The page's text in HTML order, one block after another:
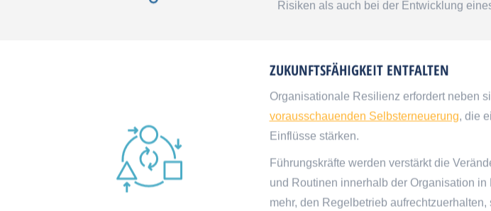
Risiken als auch bei der Entwicklung
ZUKUNFTSFÄHIGKEIT ENTFALTEN
Organisationale Resilienz erfordert neben
vorausschauenden Selbsterneuerung, die
Einflüsse stärken.
Führungskräfte werden verstärkt die
und Routinen innerhalb der Organisation
mehr, den Regelbetrieb